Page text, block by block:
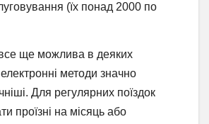
(їх понад 2000 по
все ще можлива в деяких
методи значно
Для регулярних поїздок
проїзні на місяць або